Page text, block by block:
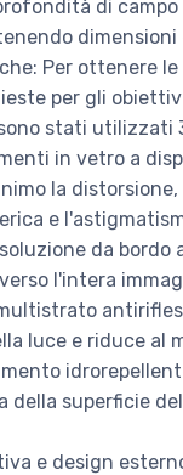
di
dimensioni
Per ottenere
per gli
stati utilizzati
in vetro a
la
e
da bordo
l'intera
luce e riduce al
della superficie
e design